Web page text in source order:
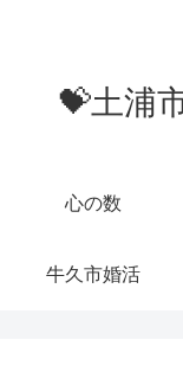
💝土浦
心の数
牛久市婚活